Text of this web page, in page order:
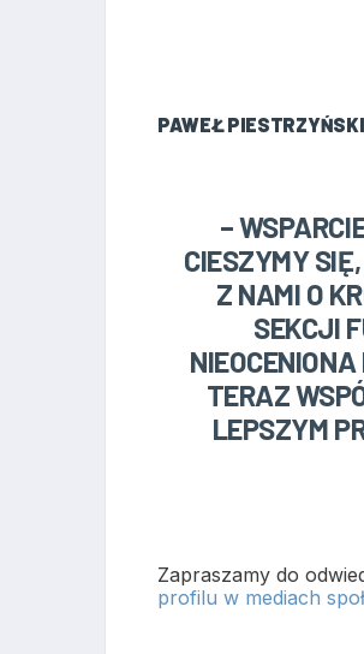
PAWEŁ
–
CIESZYMY
Z NAMI O
SEKCJI
TERAZ
LEPSZYM
Zapraszamy do
profilu w mediach